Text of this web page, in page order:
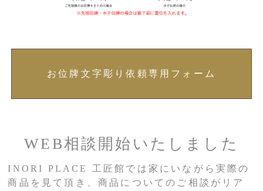
お位牌文字彫り依頼専用フォーム
WEB相談開始いたしました
INORI PLACE 工匠館では家にいながら実際の
商品を見て頂き、商品についてのご相談がリア